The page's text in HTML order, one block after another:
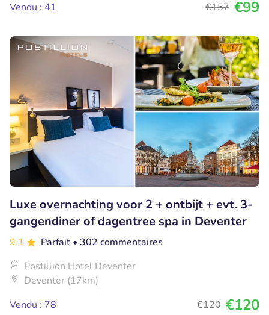
Vendu : 41
€157 €99
Luxe overnachting voor 2 + ontbijt + evt. 3-
gangendiner of dagentree spa in Deventer
9.1 Parfait • 302 commentaires
Postillion Hotel Deventer
Deventer (17km)
Vendu : 78
€120 €120